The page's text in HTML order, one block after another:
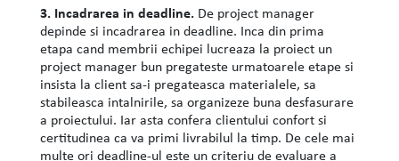
3. Incadrarea in deadline.De project manager
depinde si incadrarea in deadline. Inca din prima
etapa cand membrii echipei lucreaza la proiect un
project manager bun pregateste urmatoarele etape si
insista la client sa-i pregateasca materialele, sa
stabileasca intalnirile, sa organizeze buna desfasurare
a proiectului. Iar asta confera clientului confort si
certitudinea ca va primi livrabilul la timp. De cele mai
multe ori deadline-ul este un criteriu de evaluare a